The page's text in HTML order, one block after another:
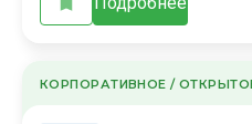
КОРПОРАТИВНОЕ /